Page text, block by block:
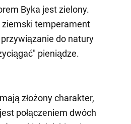
Byka jest zielony.
ziemski temperament
do natury
pieniądze.
złożony charakter,
połączeniem dwóch